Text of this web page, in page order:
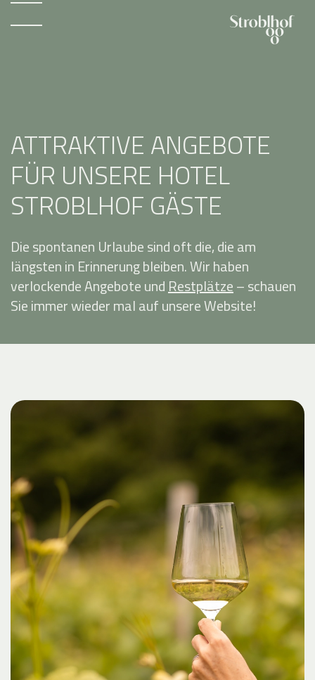
ATTRAKTIVE ANGEBOTE
FÜR UNSERE HOTEL
STROBLHOF GÄSTE
Die spontanen Urlaube sind oft die, die am
längsten in Erinnerung bleiben. Wir haben
verlockende Angebote undRestplätze– schauen
Sie immer wieder mal auf unsere Website!